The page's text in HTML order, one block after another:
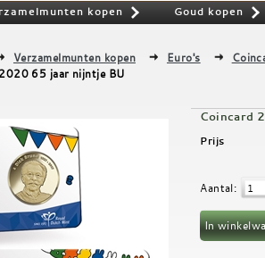
kopen Goud kopen
Verzamelmunten kopen Euro's
65 jaar nijntje BU
Coincard
Prijs
Aantal: